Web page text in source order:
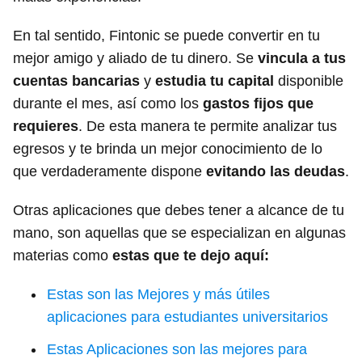
En tal sentido, Fintonic se puede convertir en tu
mejor amigo y aliado de tu dinero. Se vincula a tus
cuentas bancarias y estudia tu capital disponible
durante el mes, así como los gastos fijos que
requieres. De esta manera te permite analizar tus
egresos y te brinda un mejor conocimiento de lo
que verdaderamente dispone evitando las deudas.
Otras aplicaciones que debes tener a alcance de tu
mano, son aquellas que se especializan en algunas
materias como estas que te dejo aquí:
Estas son las Mejores y más útiles
aplicaciones para estudiantes universitarios
Estas Aplicaciones son las mejores para